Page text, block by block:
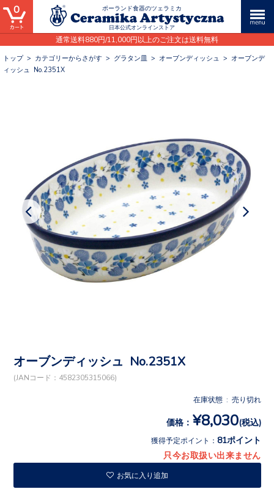
ポーランド食器のツェラミカ
日本公式オンラインストア
通常送料880円/11,000円以上のご注文は送料無料
0
トップ> カテゴリーからさがす > グラタン皿 > オーブンディッシュ > オーブンデ
ィッシュ No.2351X
オーブンディッシュ No.2351X
(JANコード：4582305315066)
在庫状態 : 売り切れ
価格： ¥8,030(税込)
獲得予定ポイント： 81ポイント
只今お取扱い出来ません
お気に入り追加